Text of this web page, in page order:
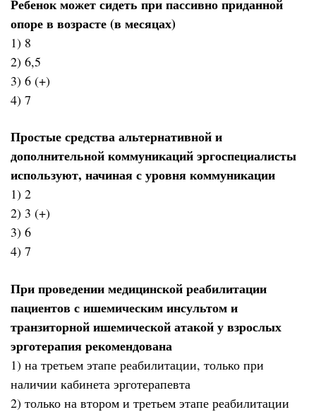
Ребенок может сидеть при пассивно приданной
опоре в возрасте (в месяцах)
1) 8
2) 6,5
3) 6 (+)
4) 7
Простые средства альтернативной и
дополнительной коммуникаций эргоспециалисты
используют, начиная с уровня коммуникации
1) 2
2) 3 (+)
3) 6
4) 7
При проведении медицинской реабилитации
пациентов с ишемическим инсультом и
транзиторной ишемической атакой у взрослых
эрготерапия рекомендована
1) на третьем этапе реабилитации, только при
наличии кабинета эрготерапевта
2) только на втором и третьем этапе реабилитации